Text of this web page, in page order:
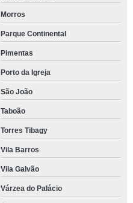
Morros
Parque Continental
Pimentas
Porto da Igreja
São João
Taboão
Torres Tibagy
Vila Barros
Vila Galvão
Várzea do Palácio